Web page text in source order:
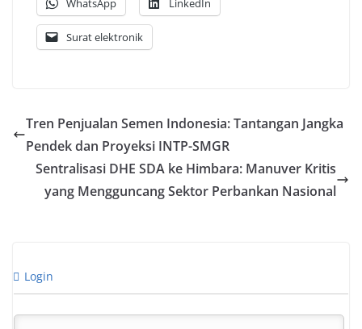
WhatsApp LinkedIn
Surat elektronik
Tren Penjualan Semen Indonesia: Tantangan Jangka
Pendek dan Proyeksi INTP-SMGR
Sentralisasi DHE SDA ke Himbara: Manuver Kritis
yang Mengguncang Sektor Perbankan Nasional
Login